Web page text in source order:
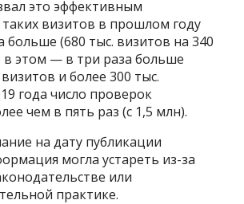
это эффективным
визитов в прошлом году
больше (680 тыс. визитов на 340
в этом — в три раза больше
и более 300 тыс.
года число проверок
чем в пять раз (с 1,5 млн).
на дату публикации
могла устареть из-за
или
практике.